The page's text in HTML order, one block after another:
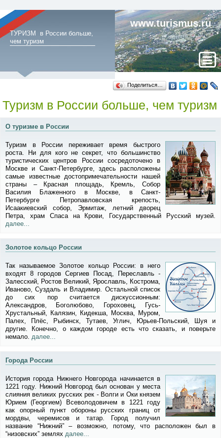
ТУРИЗМ в России больше,
чем туризм
www.turismus.ru
Поделиться…
Туризм в России больше, чем туризм
О туризме в России
Туризм в России переживает время быстрого
роста. Ни для кого не секрет, что большинство
туристических центров России сосредоточено в
Москве и Санкт-Петербурге, здесь расположены
самые известные достопримечательности нашей
страны – Красная площадь, Кремль, Собор
Василия Блаженного в Москве, в Санкт-
Петербурге Петропавловская крепость,
Исаакиевский собор, Эрмитаж, летний дворец
Петра, храм Спаса на Крови, Государственный Русский музей.
далее...
Золотое кольцо России
Так называемое Золотое кольцо России: в него
входят 8 городов Сергиев Посад, Переславль -
Залесский, Ростов Великий, Ярославль, Кострома,
Иваново, Суздаль и Владимир. Остальной список
до сих пор считается дискуссионным:
Александров, Боголюбово, Гороховец, Гусь-
Хрустальный, Калязин, Кидекша, Москва, Муром,
Палех, Плёс, Рыбинск, Тутаев, Углич, Юрьев-Польский, Шуя и
другие. Конечно, о каждом городе есть что сказать, и поверьте
немало. далее...
Города России
История города Нижнего Новгорода начинается в
1221 году. Нижний Новгород был основан у места
слияния великих русских рек - Волги и Оки князем
Юрием (Георгием) Всеволодовичем в 1221 году
как опорный пункт обороны русских границ от
мордвы, черемисов и татар. Город получил
название “Нижний” – возможно, потому, что расположен был в
“низовских” землях далее...